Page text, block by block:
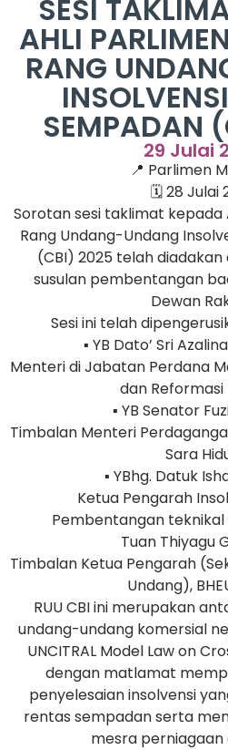
SESI
AHLI
RANG
SEMPADAN
29 Julai
📍 Parlimen
🗓️ 28 Julai
Sorotan sesi taklimat kepada
Rang Undang-Undang
(CBI) 2025 telah diadakan
susulan pembentangan
Dewan
Sesi ini telah
▪️ YB Dato’ Sri
Menteri di Jabatan Perdana
dan
▪️ YB Senator
Timbalan Menteri
Sara
▪️ YBhg. Datuk
Ketua Pengarah
Pembentangan teknikal
Tuan Thiyagu
Timbalan Ketua Pengarah
Undang),
RUU CBI ini merupakan
undang-undang komersial
UNCITRAL Model Law on
dengan matlamat
penyelesaian insolvensi
rentas sempadan serta
mesra perniagaan